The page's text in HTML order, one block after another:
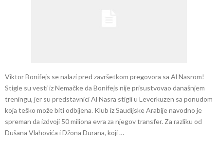
Viktor Bonifejs se nalazi pred završetkom pregovora sa Al Nasrom!
Stigle su vesti iz Nemačke da Bonifejs nije prisustvovao današnjem
treningu, jer su predstavnici Al Nasra stigli u Leverkuzen sa ponudom
koja teško može biti odbijena. Klub iz Saudijske Arabije navodno je
spreman da izdvoji 50 miliona evra za njegov transfer. Za razliku od
Dušana Vlahovića i Džona Durana, koji …